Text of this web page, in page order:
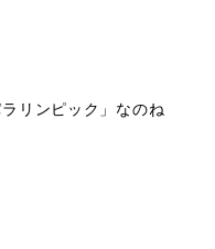
リンピック」なのね